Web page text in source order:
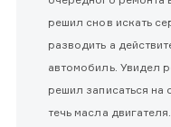
решил снов искать
разводить а
автомобиль. Увидел
решил записаться
течь масла